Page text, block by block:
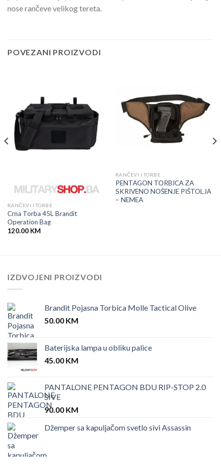
nose rančeve velikog tereta.
POVEZANI PROIZVODI
RANČEVI I TORBE
Crna Torba 45L Brandit
Operation Bag
120.00 KM
RANČEVI I TORBE
PENTAGON TORBICA ZA
SKRIVENO NOŠENJE PIŠTOLJA
– NEMEA
IZDVOJENI PROIZVODI
Brandit Pojasna Torbica Molle Tactical Olive
50.00 KM
Baterijska lampa u obliku palice
45.00 KM
PANTALONE PENTAGON BDU RIP-STOP 2.0
SIVE
90.00 KM
Džemper sa kapuljačom svetlo sivi Assassin